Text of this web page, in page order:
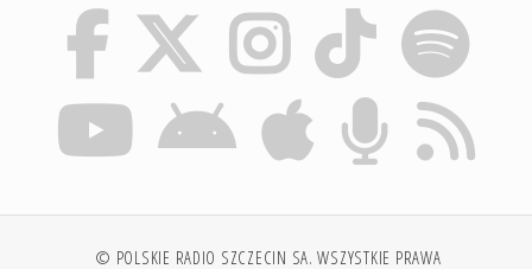
© POLSKIE RADIO SZCZECIN SA. WSZYSTKIE PRAWA